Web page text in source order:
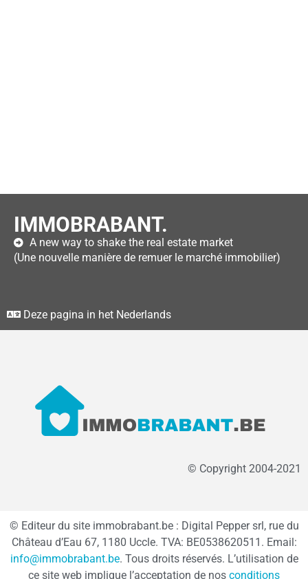
IMMOBRABANT.
A new way to shake the real estate market
(Une nouvelle manière de remuer le marché immobilier)
Deze pagina in het Nederlands
© Copyright 2004-2021
© Editeur du site immobrabant.be : Digital Pepper srl, rue du
Château d’Eau 67, 1180 Uccle. TVA: BE0538620511. Email:
info@immobrabant.be. Tous droits réservés. L’utilisation de
ce site web implique l’acceptation de nos conditions